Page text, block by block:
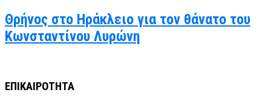
Θρήνος στο Ηράκλειο για τον θάνατο του
Κωνσταντίνου Λυρώνη
ΕΠΙΚΑΙΡΟΤΗΤΑ